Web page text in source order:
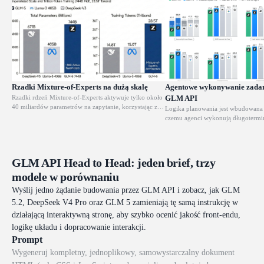
Rzadki Mixture-of-Experts na dużą skalę
Rzadki rdzeń Mixture-of-Experts aktywuje tylko około
40 miliardów parametrów na zapytanie, korzystając ze
Agentowe wykonywanie
GLM API
Logika planowania jest
czemu agenci wykonują
GLM API Head to Head: jeden brief, trzy
modele w porównaniu
Wyślij jedno żądanie budowania przez GLM API i zobacz, jak GLM
5.2, DeepSeek V4 Pro oraz GLM 5 zamieniają tę samą instrukcję w
działającą interaktywną stronę, aby szybko ocenić jakość front-endu,
logikę układu i dopracowanie interakcji.
Prompt
Wygeneruj kompletny, jednoplikowy, samowystarczalny dokument